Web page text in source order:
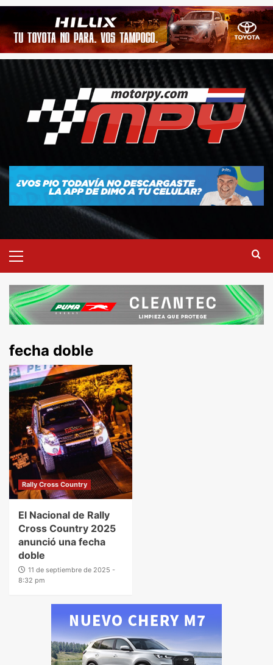
fecha doble
Rally Cross Country
El Nacional de Rally
Cross Country 2025
anunció una fecha
doble
11 de septiembre de 2025 -
8:32 pm